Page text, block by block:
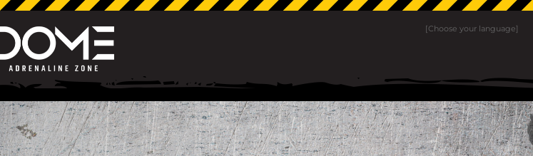
[Choose your language]